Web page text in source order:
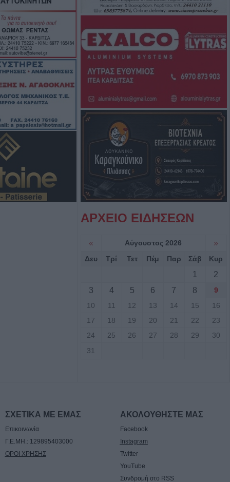
η
Λαζαρίδη
πυρκαγιάς την
τμήμα
της
τις αισθήσεις
από πηγάδι σε
(Πρόεδρος
φάση δεν
στους
καταναλωτών
Πλεξίδα
ΑΡΧΕΙΟ ΕΙΔΗΣΕΩΝ
« Αύγουστος 2026 »
Δευ Τρί Τετ Πέμ Παρ Σάβ Κυρ
1
2
3
4 5 6 7 8
9
10
11 12 13 14 15
16
17
18 19 20 21 22
23
24
25 26 27 28 29
30
31
ΣΧΕΤΙΚΑ ΜΕ ΕΜΑΣ
Επικοινωνία
Γ.Ε.ΜΗ.: 129895403000
ΟΡΟΙ ΧΡΗΣΗΣ
ΑΚΟΛΟΥΘΗΣΤΕ ΜΑΣ
Facebook
Instagram
Twitter
YouTube
Συνδρομή στο RSS